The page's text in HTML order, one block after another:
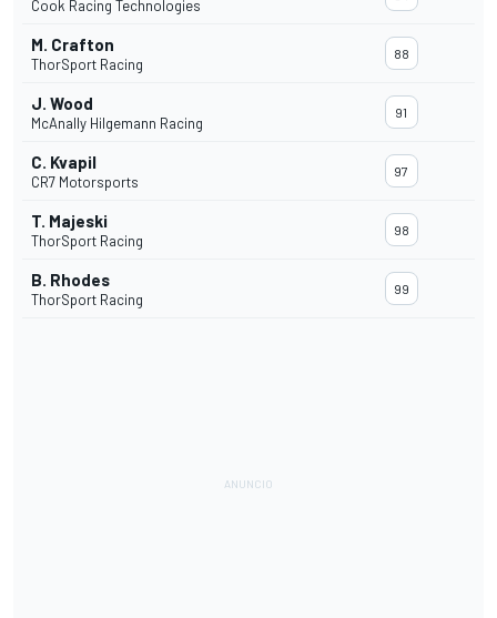
Cook Racing Technologies
M. Crafton
ThorSport Racing
88
J. Wood
McAnally Hilgemann Racing
91
C. Kvapil
CR7 Motorsports
97
T. Majeski
ThorSport Racing
98
B. Rhodes
ThorSport Racing
99